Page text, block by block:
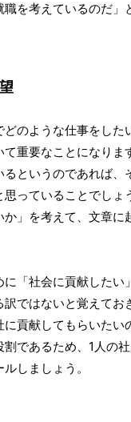
職を考えているのだ
どのような仕事をした
て重要なことになりま
るというのであれば、
思っていることでしょ
」を考えて、文章に
に「社会に貢献したい
訳ではないと覚えてお
に貢献してもらいたい
であるため、1人の
しましょう。